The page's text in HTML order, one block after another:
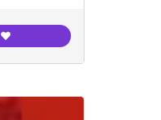
❤️Espai Jove Garcilaso